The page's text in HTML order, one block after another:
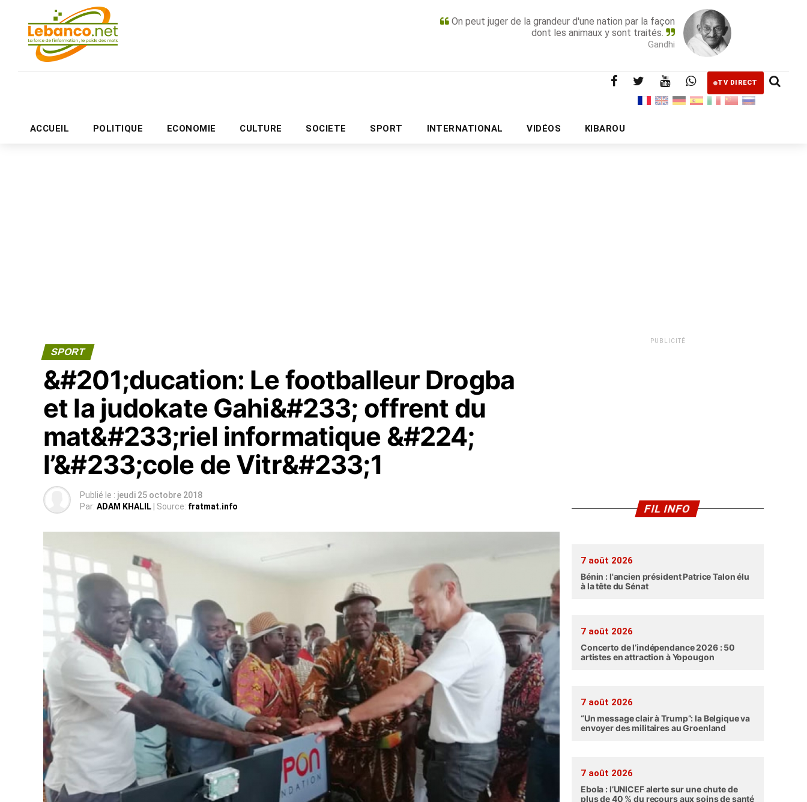
On peut juger de la grandeur d'une nation par la façon
dont les animaux y sont traités.
Gandhi
TV DIRECT
ACCUEIL POLITIQUE ECONOMIE CULTURE SOCIETE SPORT INTERNATIONAL VIDÉOS KIBAROU
PUBLICITÉ
SPORT
&#201;ducation: Le footballeur Drogba
et la judokate Gahi&#233; offrent du
mat&#233;riel informatique &#224;
l’&#233;cole de Vitr&#233;1
Publié le : jeudi 25 octobre 2018
Par: ADAM KHALIL | Source: fratmat.info
PUBLICITÉ
FIL INFO
7 août 2026
Bénin : l'ancien président Patrice Talon élu
à la tête du Sénat
7 août 2026
Concerto de l’indépendance 2026 : 50
artistes en attraction à Yopougon
7 août 2026
“Un message clair à Trump”: la Belgique va
envoyer des militaires au Groenland
7 août 2026
Ebola : l’UNICEF alerte sur une chute de
plus de 40 % du recours aux soins de santé